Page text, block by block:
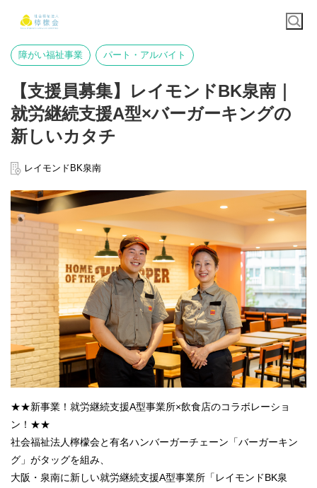
障がい福祉事業 パート・アルバイト
【支援員募集】レイモンドBK泉南｜
就労継続支援A型×バーガーキングの
新しいカタチ
レイモンドBK泉南
★★新事業！就労継続支援A型事業所×飲食店のコラボレーショ
ン！★★
社会福祉法人檸檬会と有名ハンバーガーチェーン「バーガーキン
グ」がタッグを組み、
大阪・泉南に新しい就労継続支援A型事業所「レイモンドBK泉